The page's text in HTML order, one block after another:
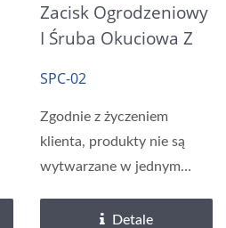
Zacisk Ogrodzeniowy
I Śruba Okuciowa Z
Czarna Cynkowana I
Powlekana
SPC-02
Zgodnie z życzeniem
klienta, produkty nie są
wytwarzane w jednym
etapach....
Detale